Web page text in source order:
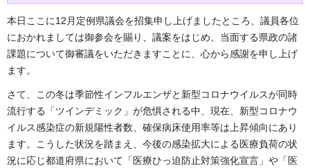
本日ここに12月定例県議会を招集申し上げましたところ、議員各位
におかれましては御参会を賜り、議案をはじめ、当面する県政の諸
課題について御審議をいただきますことに、心から感謝を申し上げ
ます。
さて、この冬は季節性インフルエンザと新型コロナウイルスが同時
流行する「ツインデミック」が危惧される中、現在、新型コロナウ
イルス感染症の新規陽性者数、確保病床使用率等は上昇傾向にあり
ます。こうした状況を踏まえ、今後の感染拡大による医療負荷の状
況に応じ都道府県において「医療ひっ迫防止対策強化宣言」や「医